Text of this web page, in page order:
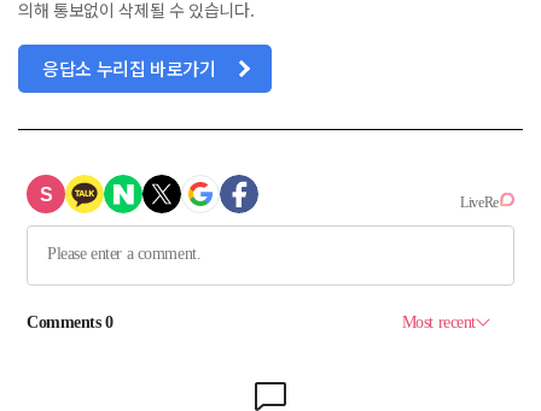
의해 통보없이 삭제될 수 있습니다.
응답소 누리집 바로가기